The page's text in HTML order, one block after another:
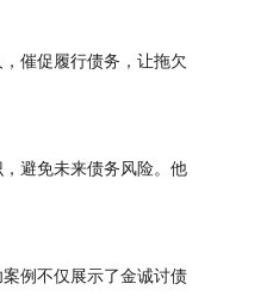
催促履行债务，让拖欠
避免未来债务风险。他
例不仅展示了金诚讨债